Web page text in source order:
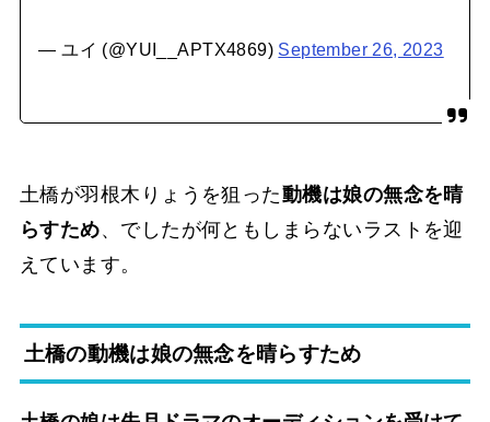
— ユイ (@YUI__APTX4869) September 26, 2023
土橋が羽根木りょうを狙った動機は娘の無念を晴
らすため、でしたが何ともしまらないラストを迎
えています。
土橋の動機は娘の無念を晴らすため